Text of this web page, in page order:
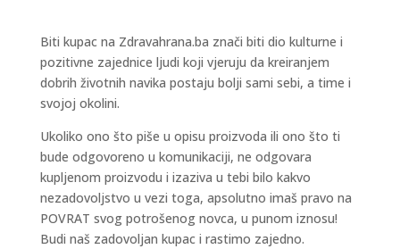
Biti kupac na Zdravahrana.ba znači biti dio kulturne i
pozitivne zajednice ljudi koji vjeruju da kreiranjem
dobrih životnih navika postaju bolji sami sebi, a time i
svojoj okolini.
Ukoliko ono što piše u opisu proizvoda ili ono što ti
bude odgovoreno u komunikaciji, ne odgovara
kupljenom proizvodu i izaziva u tebi bilo kakvo
nezadovoljstvo u vezi toga, apsolutno imaš pravo na
POVRAT svog potrošenog novca, u punom iznosu!
Budi naš zadovoljan kupac i rastimo zajedno.